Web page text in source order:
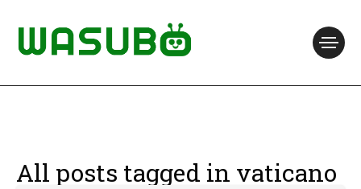
All posts tagged in vaticano